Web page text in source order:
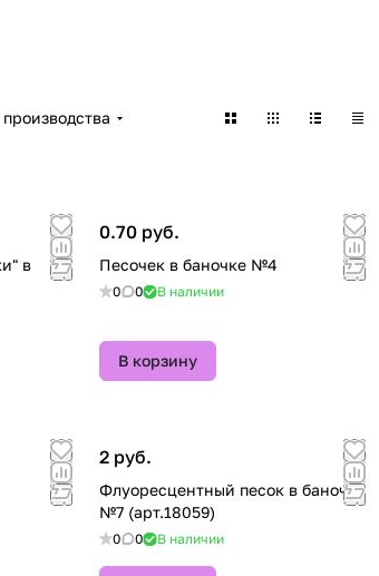
в
0.70 руб.
Песочек в баночке №4
0 0 В наличии
В корзину
2 руб.
Флуоресцентный песок в баночке
№7 (арт.18059)
0 0 В наличии